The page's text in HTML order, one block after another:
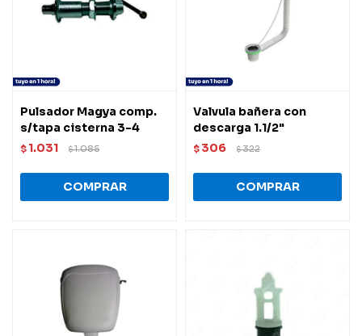
Pulsador Magya comp.
s/tapa cisterna 3-4
$ 1.031 $1.085
Valvula bañera con
descarga 1.1/2"
$ 306 $322